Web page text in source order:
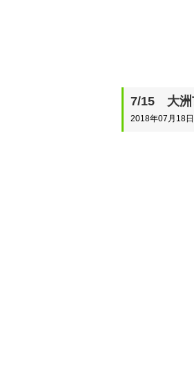
7/15 大洲
2018年07月18